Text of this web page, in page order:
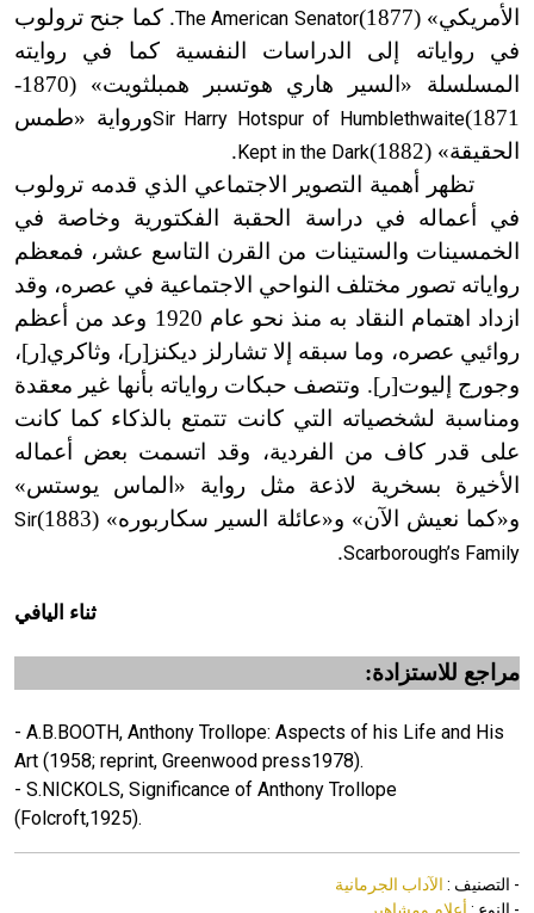
الأمريكي» (1877)
The American Senator. كما جنح ترولوب
في رواياته إلى الدراسات النفسية كما في روايته
المسلسلة «السير هاري هوتسبر همبلثويت»
(1870-
1871)
Sir Harry Hotspur of Humblethwaiteورواية «طمس
الحقيقة» (1882)
Kept in the Dark
.
تظهر أهمية التصوير الاجتماعي الذي قدمه ترولوب
في أعماله في دراسة الحقبة الفكتورية وخاصة في
الخمسينات والستينات من القرن التاسع عشر، فمعظم
رواياته تصور مختلف النواحي الاجتماعية في عصره، وقد
ازداد اهتمام النقاد به منذ نحو عام 1920 وعد من أعظم
روائيي عصره، وما سبقه إلا تشارلز ديكنز [ر ]، وثاكري[ر ]،
وجورج إليوت[ر]. وتتصف حبكات رواياته بأنها غير معقدة
ومناسبة لشخصياته التي كانت تتمتع بالذكاء كما كانت
على قدر كاف من الفردية، وقد اتسمت بعض أعماله
الأخيرة بسخرية لاذعة مثل رواية «الماس يوستس»
و«كما نعيش الآن» و«عائلة السير سكاربوره» (1883)
Sir
Scarborough’s Family
.
ثناء اليافي
مراجع للاستزادة:
- A.B.BOOTH, Anthony Trollope: Aspects of his Life and His
Art (1958; reprint, Greenwood press1978).
- S.NICKOLS, Significance of Anthony Trollope
(Folcroft,1925).
- التصنيف : الآداب الجرمانية